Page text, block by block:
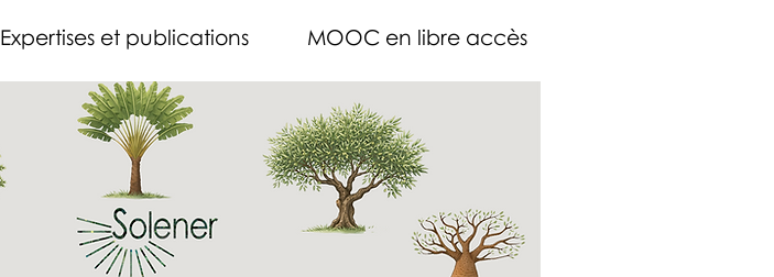
Expertises et publications MOOC en libre accès